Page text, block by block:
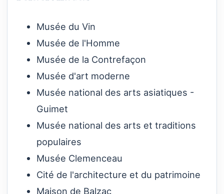
Musée du Vin
Musée de l'Homme
Musée de la Contrefaçon
Musée d'art moderne
Musée national des arts asiatiques -
Guimet
Musée national des arts et traditions
populaires
Musée Clemenceau
Cité de l'architecture et du patrimoine
Maison de Balzac